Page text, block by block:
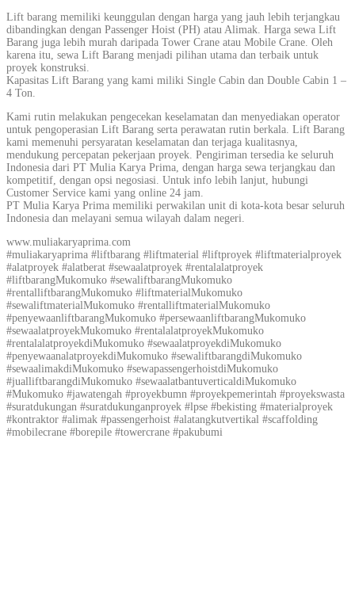
Lift barang memiliki keunggulan dengan harga yang jauh lebih terjangkau
dibandingkan dengan Passenger Hoist (PH) atau Alimak. Harga sewa Lift
Barang juga lebih murah daripada Tower Crane atau Mobile Crane. Oleh
karena itu, sewa Lift Barang menjadi pilihan utama dan terbaik untuk
proyek konstruksi.
Kapasitas Lift Barang yang kami miliki Single Cabin dan Double Cabin 1 –
4 Ton.
Kami rutin melakukan pengecekan keselamatan dan menyediakan operator
untuk pengoperasian Lift Barang serta perawatan rutin berkala. Lift Barang
kami memenuhi persyaratan keselamatan dan terjaga kualitasnya,
mendukung percepatan pekerjaan proyek. Pengiriman tersedia ke seluruh
Indonesia dari PT Mulia Karya Prima, dengan harga sewa terjangkau dan
kompetitif, dengan opsi negosiasi. Untuk info lebih lanjut, hubungi
Customer Service kami yang online 24 jam.
PT Mulia Karya Prima memiliki perwakilan unit di kota-kota besar seluruh
Indonesia dan melayani semua wilayah dalam negeri.
www.muliakaryaprima.com
#muliakaryaprima #liftbarang #liftmaterial #liftproyek #liftmaterialproyek
#alatproyek #alatberat #sewaalatproyek #rentalalatproyek
#liftbarangMukomuko #sewaliftbarangMukomuko
#rentalliftbarangMukomuko #liftmaterialMukomuko
#sewaliftmaterialMukomuko #rentalliftmaterialMukomuko
#penyewaanliftbarangMukomuko #persewaanliftbarangMukomuko
#sewaalatproyekMukomuko #rentalalatproyekMukomuko
#rentalalatproyekdiMukomuko #sewaalatproyekdiMukomuko
#penyewaanalatproyekdiMukomuko #sewaliftbarangdiMukomuko
#sewaalimakdiMukomuko #sewapassengerhoistdiMukomuko
#jualliftbarangdiMukomuko #sewaalatbantuverticaldiMukomuko
#Mukomuko #jawatengah #proyekbumn #proyekpemerintah #proyekswasta
#suratdukungan #suratdukunganproyek #lpse #bekisting #materialproyek
#kontraktor #alimak #passengerhoist #alatangkutvertikal #scaffolding
#mobilecrane #borepile #towercrane #pakubumi